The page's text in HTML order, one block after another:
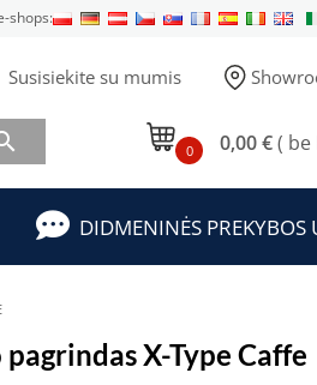
shops:
Susisiekite su mumis
0 0,00 €( be
DIDMENINĖS PREKYBOS
X-Type Caffe